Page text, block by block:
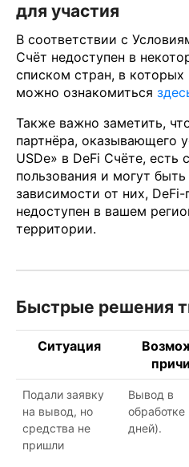
для участия
В соответствии с
Счёт недоступен в
списком стран, в которых
можно ознакомиться
Также важно заметить,
партнёра, оказывающего
USDe» в DeFi Счёте, есть
пользования и могут
зависимости от них,
недоступен в вашем
территории.
Быстрые решения
Ситуация
Подали заявку
на вывод, но
средства не
пришли
Вывод в
обработке
дней).